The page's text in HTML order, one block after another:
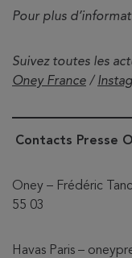
Pour plus
Suivez toutes les
Oney France /
Contacts Presse
Oney – Frédéric
55 03
Havas Paris –